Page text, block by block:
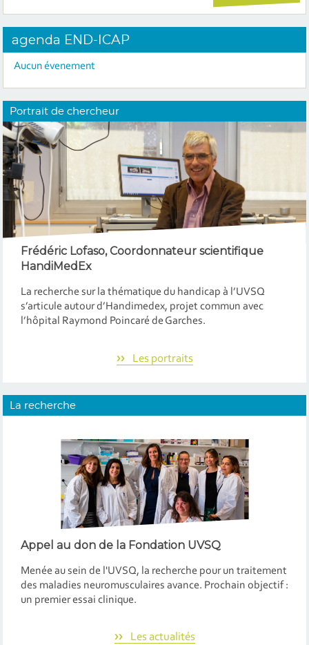
agenda END-ICAP
Aucun évenement
Portrait de chercheur
Frédéric Lofaso, Coordonnateur scientifique
HandiMedEx
La recherche sur la thématique du handicap à l’UVSQ
s’articule autour d’Handimedex, projet commun avec
l’hôpital Raymond Poincaré de Garches.
Les portraits
La recherche
Appel au donde la Fondation UVSQ
Menée au sein de l'UVSQ, la recherche pour un traitement
des maladies neuromusculaires avance. Prochain objectif :
un premier essai clinique.
Les actualités